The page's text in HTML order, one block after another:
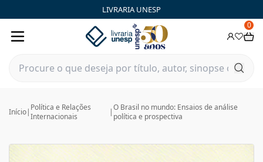
LIVRARIA UNESP
0
Início| Política e Relações
Internacionais
|O Brasil no mundo: Ensaios de análise
política e prospectiva